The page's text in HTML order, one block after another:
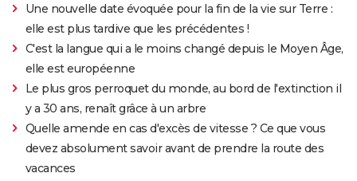
Une nouvelle date évoquée pour la fin de la vie sur Terre :
elle est plus tardive que les précédentes !
C'est la langue qui a le moins changé depuis le Moyen Âge,
elle est européenne
Le plus gros perroquet du monde, au bord de l'extinction il
y a 30 ans, renaît grâce à un arbre
Quelle amende en cas d'excès de vitesse ? Ce que vous
devez absolument savoir avant de prendre la route des
vacances